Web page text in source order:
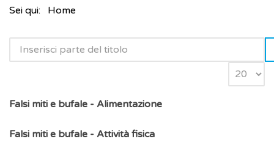
Sei qui: Home
Falsi miti e bufale - Alimentazione
Falsi miti e bufale - Attività fisica